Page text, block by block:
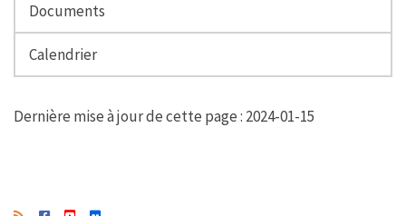
Documents
Calendrier
Dernière mise à jour de cette page : 2024-01-15